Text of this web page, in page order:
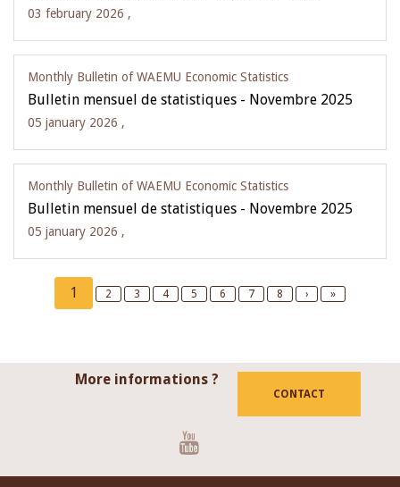
03 february 2026 ,
Monthly Bulletin of WAEMU Economic Statistics
Bulletin mensuel de statistiques - Novembre 2025
05 january 2026 ,
Monthly Bulletin of WAEMU Economic Statistics
Bulletin mensuel de statistiques - Novembre 2025
05 january 2026 ,
Pagination
Current
page
1 Page
2 Page
3 Page
4 Page
5 Page
6 Page
7 Page
8
Next
›
Last
»
More informations ?
CONTACT